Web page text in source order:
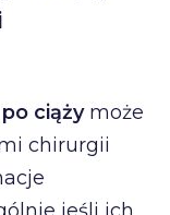
ciąży może
chirurgii